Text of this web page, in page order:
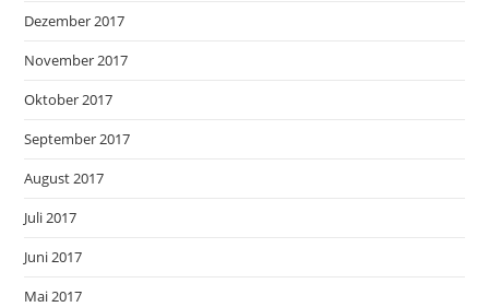
Dezember 2017
November 2017
Oktober 2017
September 2017
August 2017
Juli 2017
Juni 2017
Mai 2017